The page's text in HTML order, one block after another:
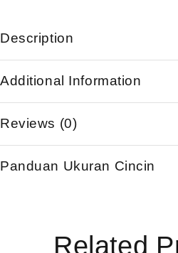
Description
Additional Information
Reviews (0)
Panduan Ukuran Cincin
Related